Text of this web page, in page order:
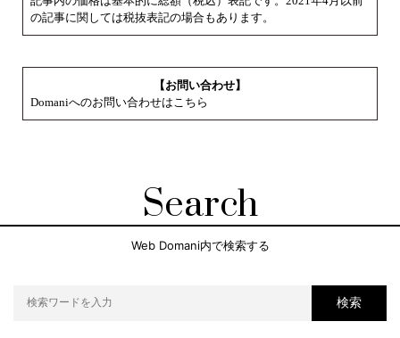
の記事に関しては税抜表記の場合もあります。
【お問い合わせ】
Domaniへのお問い合わせはこちら
Search
Web Domani内で検索する
検索